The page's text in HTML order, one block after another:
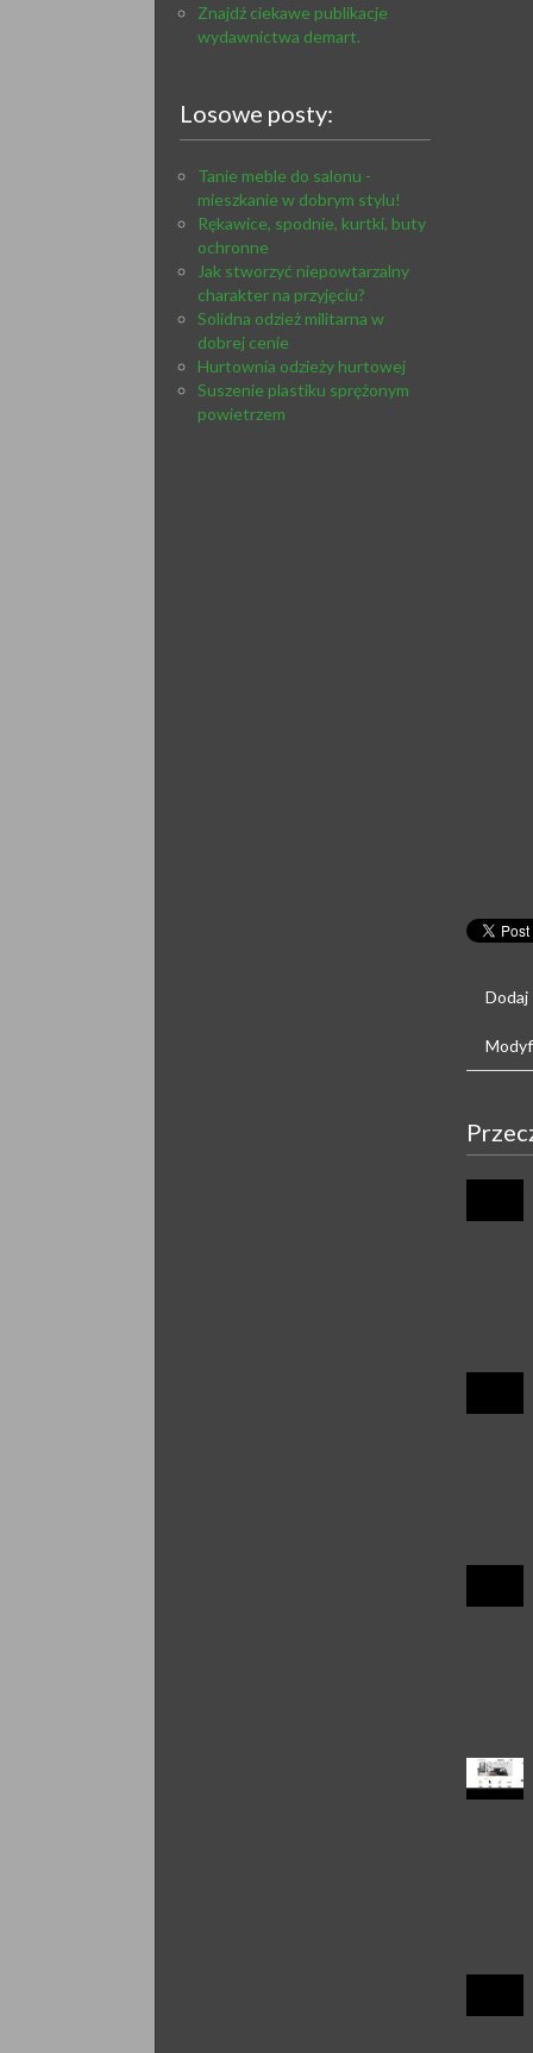
Znajdź ciekawe publikacje
wydawnictwa demart.
Losowe posty:
Tanie meble do salonu -
mieszkanie w dobrym stylu!
Rękawice, spodnie, kurtki, buty
ochronne
Jak stworzyć niepowtarzalny
charakter na przyjęciu?
Solidna odzież militarna w
dobrej cenie
Hurtownia odzieży hurtowej
Suszenie plastiku sprężonym
powietrzem
Dodaj